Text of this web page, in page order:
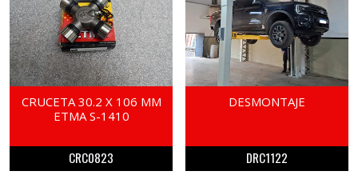
CRUCETA 30.2 X 106 MM
ETMA S-1410
CRC0823
DESMONTAJE
DRC1122